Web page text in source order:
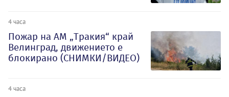
4 часа
Пожар на АМ „Тракия“ край
Велинград, движението е
блокирано (СНИМКИ/ВИДЕО)
4 часа